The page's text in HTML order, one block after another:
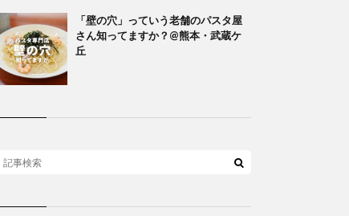
「壁の穴」っていう老舗のパスタ屋
さん知ってますか？@熊本・武蔵ケ
丘